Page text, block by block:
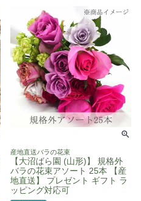
産地直送バラの花束
【大沼ばら園 (山形)】 規格外
バラの花束アソート 25本 【産
地直送】 プレゼント ギフト ラ
ッピング対応可